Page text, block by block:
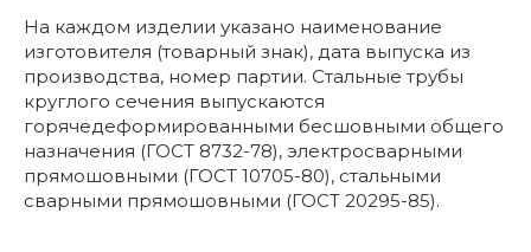
На каждом изделии указано наименование
изготовителя (товарный знак), дата выпуска из
производства, номер партии. Стальные трубы
круглого сечения выпускаются
горячедеформированными бесшовными общего
назначения (ГОСТ 8732-78), электросварными
прямошовными (ГОСТ 10705-80), стальными
сварными прямошовными (ГОСТ 20295-85).